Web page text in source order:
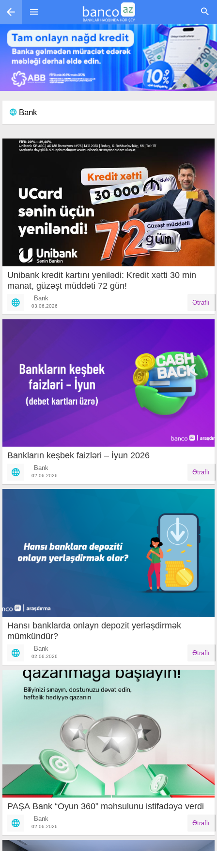
Skip to main content
Bank
Unibank kredit kartını yenilədi: Kredit xətti 30 min
manat, güzəşt müddəti 72 gün!
Bank
03.06.2026 Ətraflı
Bankların keşbek faizləri – İyun 2026
Bank
02.06.2026 Ətraflı
Hansı banklarda onlayn depozit yerləşdirmək
mümkündür?
Bank
02.06.2026 Ətraflı
PAŞA Bank “Oyun 360” məhsulunu istifadəyə verdi
Bank
02.06.2026 Ətraflı